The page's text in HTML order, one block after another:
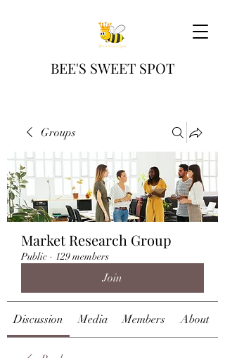
BEE'S SWEET SPOT
Groups
Market Research Group
Public · 129 members
Join
Discussion Media Members About